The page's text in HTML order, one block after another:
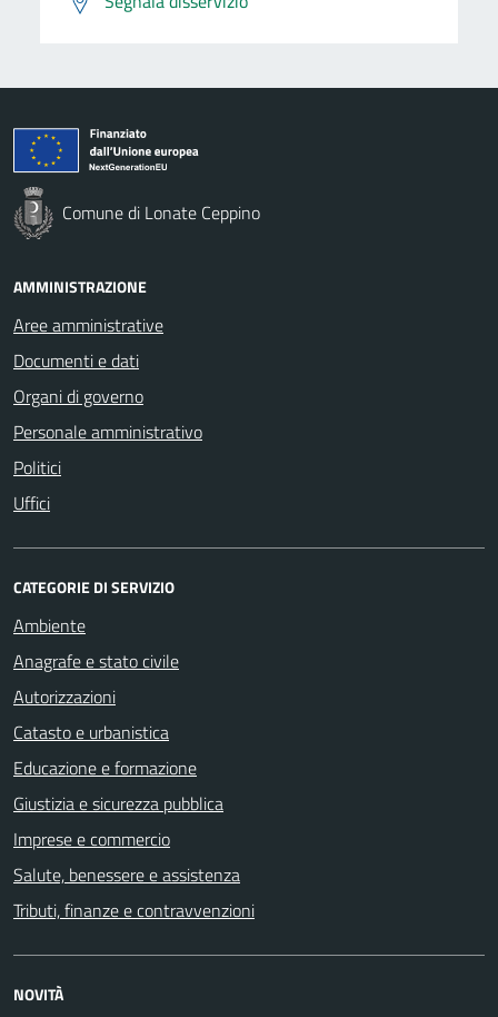
Comune di Lonate Ceppino
AMMINISTRAZIONE
Aree amministrative
Documenti e dati
Organi di governo
Personale amministrativo
Politici
Uffici
CATEGORIE DI SERVIZIO
Ambiente
Anagrafe e stato civile
Autorizzazioni
Catasto e urbanistica
Educazione e formazione
Giustizia e sicurezza pubblica
Imprese e commercio
Salute, benessere e assistenza
Tributi, finanze e contravvenzioni
NOVITÀ